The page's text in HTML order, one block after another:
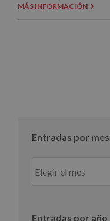
MÁS INFORMACIÓN
Entradas por mes
por
Entradas por año